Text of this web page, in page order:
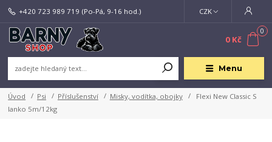
Menu
CZK
+420 723 989 719 (Po-Pá, 9-16 hod.)
0
0 Kč
Úvod Psi Příslušenství Misky, vodítka, obojky
Flexi New Classic S
lanko 5m/12kg